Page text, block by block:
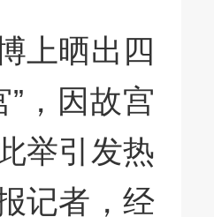
上晒出四
，因故宫
举引发热
记者，经